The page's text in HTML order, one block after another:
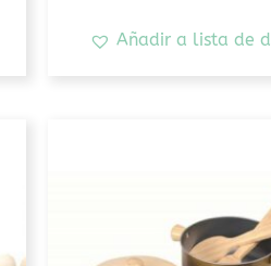
Añadir a lista de